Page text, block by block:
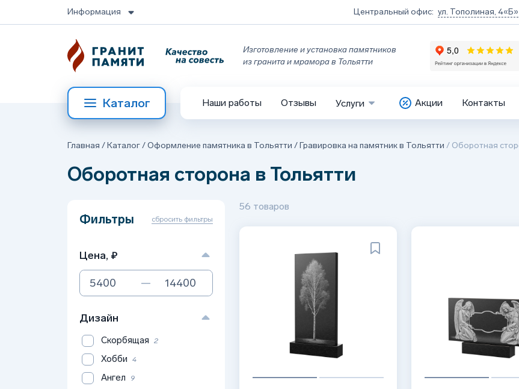
Информация Центральный офис: ул. Тополиная, 4«Б»
Изготовление и установка памятников
из гранита и мрамора в Тольятти
Каталог Наши работы Отзывы Услуги Акции Контакты
Главная /Каталог/Оформление памятника в Тольятти /Гравировка на памятник в Тольятти / Оборотная
Оборотная сторона в Тольятти
Фильтры сбросить фильтры
Цена, ₽
—
Дизайн
Скорбящая 2
Хобби 4
Ангел 9
56 товаров